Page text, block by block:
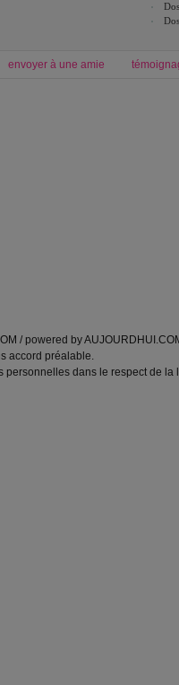
envoyer à une amie
/ powered by
accord préalable.
dans le respect de